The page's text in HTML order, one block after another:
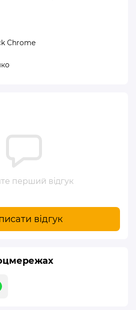
Chrome
перший відгук
відгук